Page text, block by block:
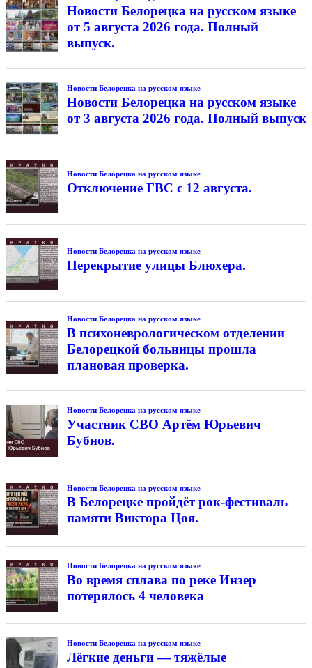
Новости Белорецка на русском языке
от 5 августа 2026 года. Полный
выпуск.
Новости Белорецка на русском языке
Новости Белорецка на русском языке
от 3 августа 2026 года. Полный выпуск
Новости Белорецка на русском языке
Отключение ГВС с 12 августа.
Новости Белорецка на русском языке
Перекрытие улицы Блюхера.
Новости Белорецка на русском языке
В психоневрологическом отделении
Белорецкой больницы прошла
плановая проверка.
Новости Белорецка на русском языке
Участник СВО Артём Юрьевич
Бубнов.
Новости Белорецка на русском языке
В Белорецке пройдёт рок-фестиваль
памяти Виктора Цоя.
Новости Белорецка на русском языке
Во время сплава по реке Инзер
потерялось 4 человека
Новости Белорецка на русском языке
Лёгкие деньги — тяжёлые